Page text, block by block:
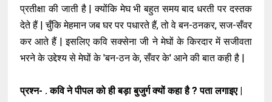
प्रतीक्षा की जाती है | क्योंकि मेघ भी बहुत समय बाद धरती पर दस्तक
देते हैं | चुँकि मेहमान जब घर पर पधारते हैं, तो वे बन-ठनकर, सज-सँवर
कर आते हैं | इसलिए कवि सक्सेना जी ने मेघों के किरदार में सजीवता
भरने के उद्देश्य से मेघों के 'बन-ठन के, सँवर के' आने की बात कही है |
प्रश्न- . कवि ने पीपल को ही बड़ा बुजुर्ग क्यों कहा है ? पता लगाइए |